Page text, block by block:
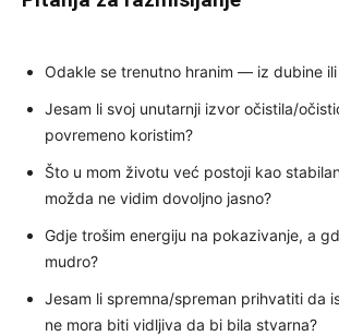
Odakle se trenutno hranim — iz dubine
Jesam li svoj unutarnji izvor očistila/
povremeno koristim?
Što u mom životu već postoji kao
možda ne vidim dovoljno jasno?
Gdje trošim energiju na pokazivanje, a
mudro?
Jesam li spremna/spreman prihvatiti da
ne mora biti vidljiva da bi bila stvarna?